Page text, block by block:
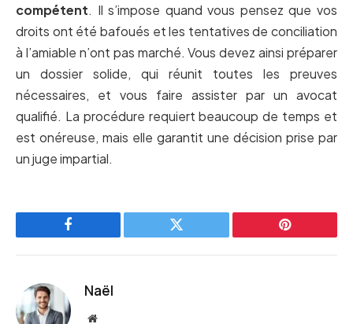
compétent. Il s’impose quand vous pensez que vos
droits ont été bafoués et les tentatives de conciliation
à l’amiable n’ont pas marché. Vous devez ainsi préparer
un dossier solide, qui réunit toutes les preuves
nécessaires, et vous faire assister par un avocat
qualifié. La procédure requiert beaucoup de temps et
est onéreuse, mais elle garantit une décision prise par
un juge impartial.
Facebook Twitter Pinterest
Naël
Website